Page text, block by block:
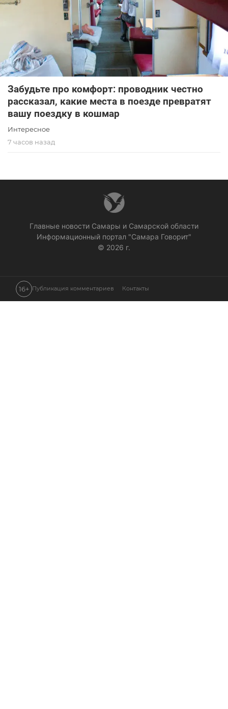
Забудьте про комфорт: проводник честно
рассказал, какие места в поезде превратят
вашу поездку в кошмар
Интересное
7 часов назад
Главные новости Самары и Самарской области
Информационный портал "Самара Говорит"
© 2026 г.
16+ Публикация комментариев Контакты